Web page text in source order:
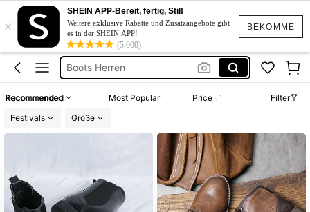
BEKOMME
×
SHEIN APP-Bereit, fertig, Stil!
Weitere exklusive Rabatte und Zusatzangebote gibt
es in der SHEIN APP!
(5,000)
Cowboy Schuhe Herren
Stiefel Herren
Boots
Boots Herren
Stiefel Herren
Recommended Most Popular Price
Filter
Festivals
Größe